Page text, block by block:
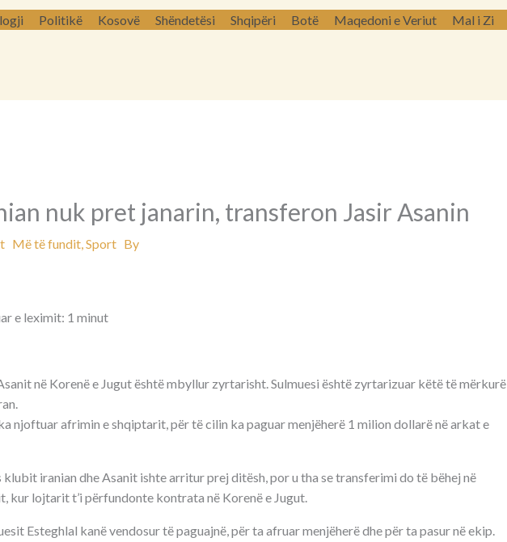
Politikë Kosovë Shëndetësi Shqipëri Botë Maqedoni e Veriut Mal i Zi
nuk pret janarin, transferon Jasir Asanin
Më të fundit,SportBy
e leximit: 1 minut
në Korenë e Jugut është mbyllur zyrtarisht. Sulmuesi është zyrtarizuar këtë të mërkurë
njoftuar afrimin e shqiptarit, për të cilin ka paguar menjëherë 1 milion dollarë në arkat e
klubit iranian dhe Asanit ishte arritur prej ditësh, por u tha se transferimi do të bëhej në
kur lojtarit t’i përfundonte kontrata në Korenë e Jugut.
Esteghlal kanë vendosur të paguajnë, për ta afruar menjëherë dhe për ta pasur në ekip.